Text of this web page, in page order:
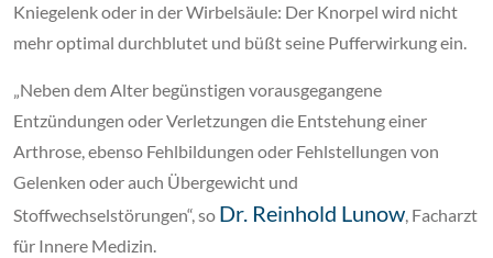
Kniegelenk oder in der Wirbelsäule: Der Knorpel wird nicht
mehr optimal durchblutet und büßt seine Pufferwirkung ein.
„Neben dem Alter begünstigen vorausgegangene
Entzündungen oder Verletzungen die Entstehung einer
Arthrose, ebenso Fehlbildungen oder Fehlstellungen von
Gelenken oder auch Übergewicht und
Stoffwechselstörungen“, so Dr. Reinhold Lunow, Facharzt
für Innere Medizin.